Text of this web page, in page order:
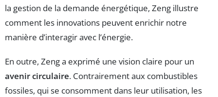
la gestion de la demande énergétique, Zeng illustre
comment les innovations peuvent enrichir notre
manière d’interagir avec l’énergie.
En outre, Zeng a exprimé une vision claire pour un
avenir circulaire. Contrairement aux combustibles
fossiles, qui se consomment dans leur utilisation, les